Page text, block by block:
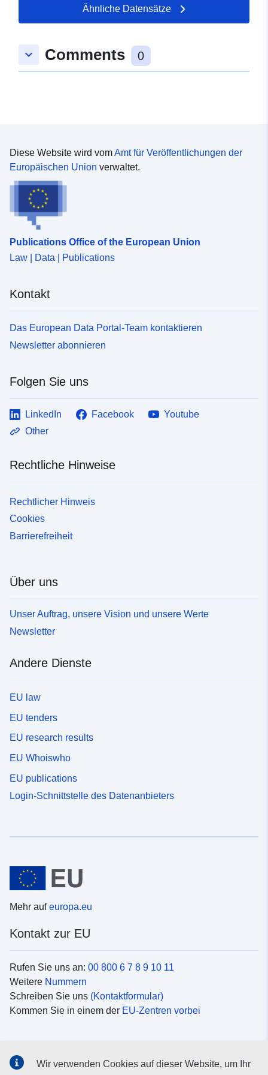
Entscheidungen zu unterstützen.
Ähnliche Datensätze
keyboard_arrow_down Comments 0
Diese Website wird vomAmt für Veröffentlichungen der
Europäischen Union verwaltet.
Publications Office of the European Union
Law | Data | Publications
Kontakt
Das European Data Portal-Team kontaktieren
Newsletter abonnieren
Folgen Sie uns
LinkedIn Facebook
Youtube
Other
Rechtliche Hinweise
Rechtlicher Hinweis
Cookies
Barrierefreiheit
Über uns
Unser Auftrag, unsere Vision und unsere Werte
Newsletter
Andere Dienste
EU law
EU tenders
EU research results
EU Whoiswho
EU publications
Login-Schnittstelle des Datenanbieters
Mehr aufeuropa.eu
Kontakt zur EU
Rufen Sie uns an: 00 800 6 7 8 9 10 11
Weitere Nummern
Schreiben Sie uns (Kontaktformular)
Kommen Sie in einem der EU-Zentren vorbei
Wir verwenden Cookies auf dieser Website, um Ihr